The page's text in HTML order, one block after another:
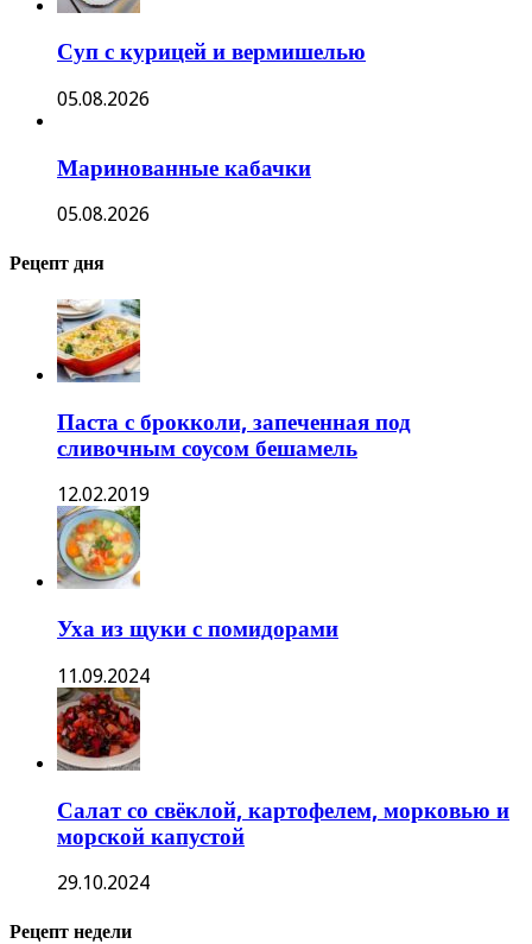
Суп с курицей и вермишелью
05.08.2026
Маринованные кабачки
05.08.2026
Рецепт дня
Паста с брокколи, запеченная под
сливочным соусом бешамель
12.02.2019
Уха из щуки с помидорами
11.09.2024
Салат со свёклой, картофелем, морковью и
морской капустой
29.10.2024
Рецепт недели